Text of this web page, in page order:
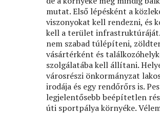
mutat. Első lépésként a
viszonyokat kell rendezni, és
kell a terület
nem szabad túlépíteni,
vásártérként és
szolgálatába kell állítani.
városrészi önkormányzat
irodája és egy rendőrőrs is.
legjelentősebb beépítetlen
úti sportpálya környéke.